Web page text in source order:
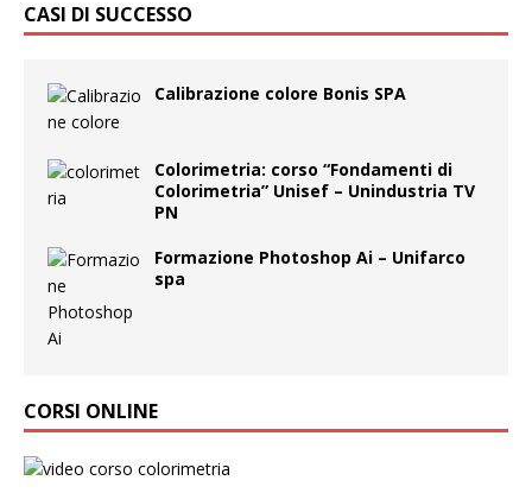
CASI DI SUCCESSO
Calibrazione colore Bonis SPA
Colorimetria: corso “Fondamenti di
Colorimetria” Unisef – Unindustria TV
PN
Formazione Photoshop Ai – Unifarco
spa
CORSI ONLINE